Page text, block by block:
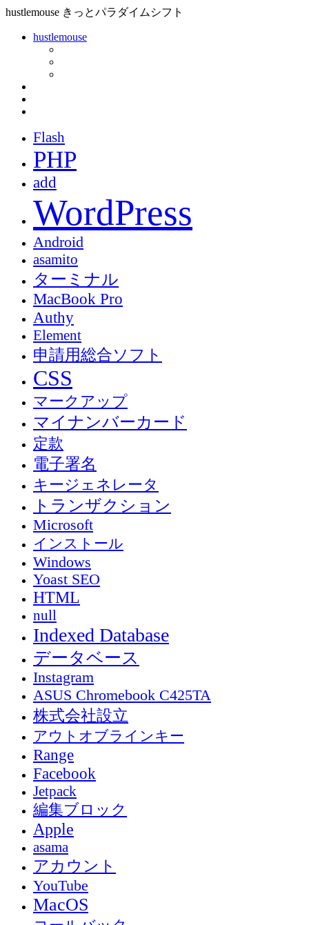
hustlemouse きっとパラダイムシフト
hustlemouse
Flash
PHP
add
WordPress
Android
asamito
ターミナル
MacBook Pro
Authy
Element
申請用総合ソフト
CSS
マークアップ
マイナンバーカード
定款
電子署名
キージェネレータ
トランザクション
Microsoft
インストール
Windows
Yoast SEO
HTML
null
Indexed Database
データベース
Instagram
ASUS Chromebook C425TA
株式会社設立
アウトオブラインキー
Range
Facebook
Jetpack
編集ブロック
Apple
asama
アカウント
YouTube
MacOS